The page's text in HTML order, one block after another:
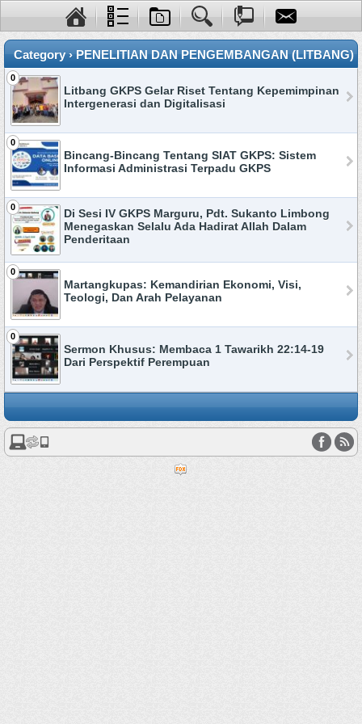
Category › PENELITIAN DAN PENGEMBANGAN (LITBANG)
0
Litbang GKPS Gelar Riset Tentang Kepemimpinan
Intergenerasi dan Digitalisasi
0
Bincang-Bincang Tentang SIAT GKPS: Sistem
Informasi Administrasi Terpadu GKPS
0
Di Sesi IV GKPS Marguru, Pdt. Sukanto Limbong
Menegaskan Selalu Ada Hadirat Allah Dalam
Penderitaan
0
Martangkupas: Kemandirian Ekonomi, Visi,
Teologi, Dan Arah Pelayanan
0
Sermon Khusus: Membaca 1 Tawarikh 22:14-19
Dari Perspektif Perempuan